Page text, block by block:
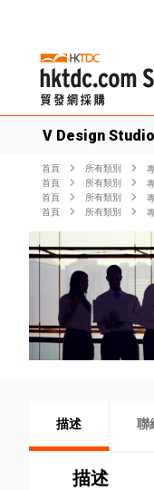
V Design
首頁 所有類別
首頁
所有類別
首頁
所有類別
首頁
所有類別
描述 聯
描述